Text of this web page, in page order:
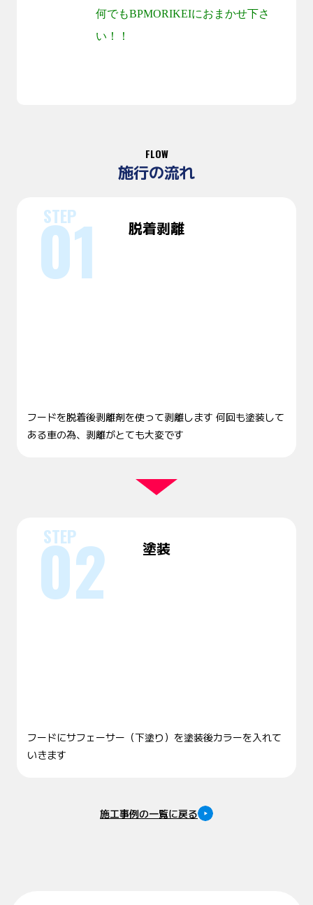
何でもBPMORIKEIにおまかせ下さ
い！！
FLOW
施行の流れ
脱着剥離
フードを脱着後剥離剤を使って剥離します 何回も塗装して
ある車の為、剥離がとても大変です
塗装
フードにサフェーサー（下塗り）を塗装後カラーを入れて
いきます
施工事例の一覧に戻る